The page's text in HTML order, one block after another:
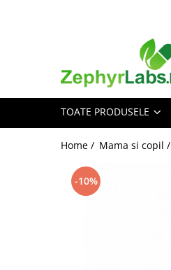
Alimentatie sanatoasa
Altele-Alimentatie sanatoasa
Mama si copil
TOATE PRODUSELE
Home / Mama si copil /
-10%